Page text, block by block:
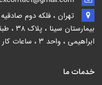
تهران ، فلکه دوم
ابراهیمی ، واحد ۳ ، ساعات کار فروشگاه : 9 صبح تا 10 شب
خدمات ما